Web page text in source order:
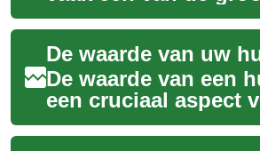
financiële en
beslissingen die
neemt. Deze gi...
De waarde van een
een cruciaal aspect
zowel
potentiële kopers in